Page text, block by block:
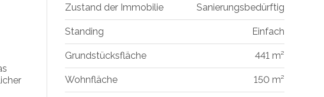
Zustand der Immobilie Sanierungsbedürftig
Standing Einfach
Grundstücksfläche 441 m²
Wohnfläche 150 m²